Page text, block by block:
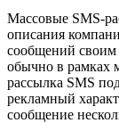
Массовые SMS-
описания
сообщений своим
обычно в рамках
рассылка SMS
рекламный
сообщение